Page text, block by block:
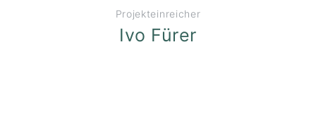
Projekteinreicher
Ivo Fürer